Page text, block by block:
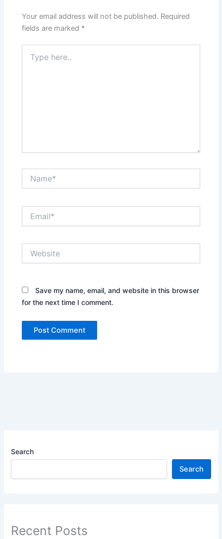
Your email address will not be published. Required
fields are marked *
here..
Save my name, email, and website in this browser
for the next time I comment.
Search
Search
Recent Posts